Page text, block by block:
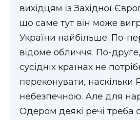
вихідцям із Західної
що саме тут він може
України найбільше. По-
відоме обличчя. По-
сусідніх країнах не
переконувати, наскільки
небезпечною. Але для
Одером деякі речі треба